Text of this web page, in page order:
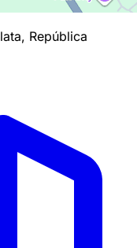
República